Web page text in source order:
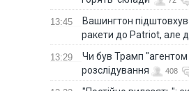
13:45
Вашингтон
ракети до Patriot, але
13:29
Чи був Трамп
розслідування
408